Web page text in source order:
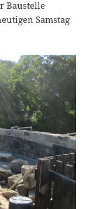
Baustelle
Samstag